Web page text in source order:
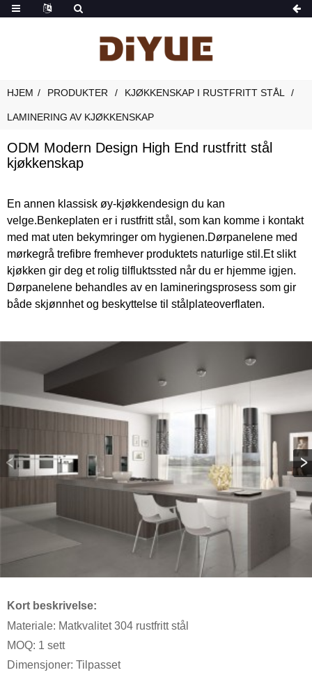
HJEM PRODUKTER KJØKKENSKAP I RUSTFRITT STÅL
LAMINERING AV KJØKKENSKAP
ODM Modern Design High End rustfritt stål
kjøkkenskap
En annen klassisk øy-kjøkkendesign du kan
velge.Benkeplaten er i rustfritt stål, som kan komme i kontakt
med mat uten bekymringer om hygienen.Dørpanelene med
mørkegrå trefibre fremhever produktets naturlige stil.Et slikt
kjøkken gir deg et rolig tilfluktssted når du er hjemme igjen.
Dørpanelene behandles av en lamineringsprosess som gir
både skjønnhet og beskyttelse til stålplateoverflaten.
Kort beskrivelse:
Materiale: Matkvalitet 304 rustfritt stål
MOQ: 1 sett
Dimensjoner: Tilpasset